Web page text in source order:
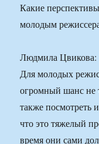
Какие
молодым
Людмила Цвикова:
Для молодых
огромный шанс не
также посмотреть
что это тяжелый
время они сами